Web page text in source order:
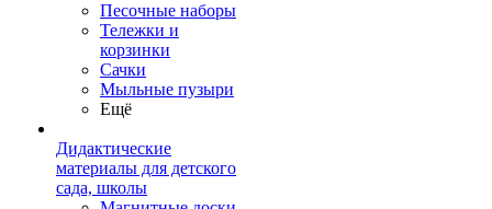
Песочные наборы
Тележки и
корзинки
Сачки
Мыльные пузыри
Ещё
Дидактические
материалы для детского
сада, школы